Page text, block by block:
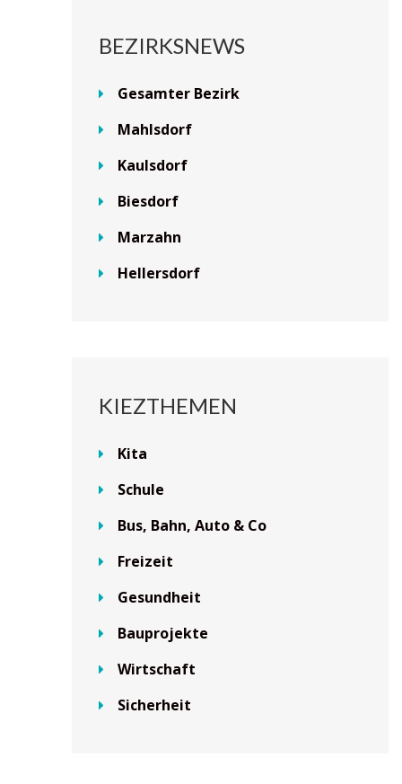
BEZIRKSNEWS
Gesamter Bezirk
Mahlsdorf
Kaulsdorf
Biesdorf
Marzahn
Hellersdorf
KIEZTHEMEN
Kita
Schule
Bus, Bahn, Auto & Co
Freizeit
Gesundheit
Bauprojekte
Wirtschaft
Sicherheit